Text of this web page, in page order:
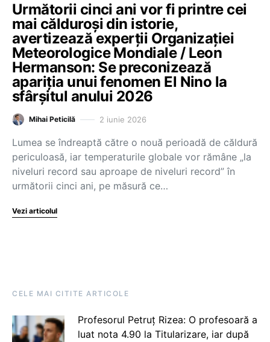
Următorii cinci ani vor fi printre cei
mai călduroși din istorie,
avertizează experții Organizației
Meteorologice Mondiale / Leon
Hermanson: Se preconizează
apariția unui fenomen El Nino la
sfârșitul anului 2026
Mihai Peticilă 2 iunie 2026
Lumea se îndreaptă către o nouă perioadă de căldură
periculoasă, iar temperaturile globale vor rămâne „la
niveluri record sau aproape de niveluri record” în
următorii cinci ani, pe măsură ce…
Vezi articolul
CELE MAI CITITE ARTICOLE
Profesorul Petruț Rizea: O profesoară a
luat nota 4.90 la Titularizare, iar după